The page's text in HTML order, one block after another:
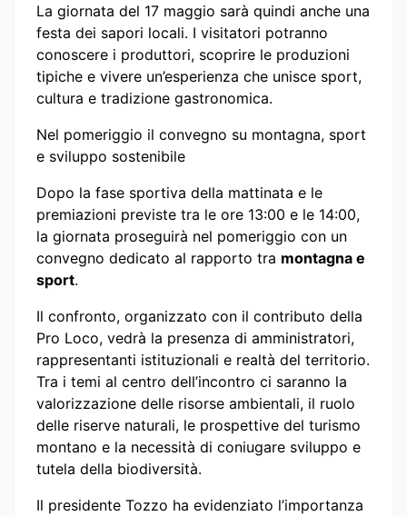
La giornata del 17 maggio sarà quindi anche una
festa dei sapori locali. I visitatori potranno
conoscere i produttori, scoprire le produzioni
tipiche e vivere un’esperienza che unisce sport,
cultura e tradizione gastronomica.
Nel pomeriggio il convegno su montagna, sport
e sviluppo sostenibile
Dopo la fase sportiva della mattinata e le
premiazioni previste tra le ore 13:00 e le 14:00,
la giornata proseguirà nel pomeriggio con un
convegno dedicato al rapporto tra montagna e
sport.
Il confronto, organizzato con il contributo della
Pro Loco, vedrà la presenza di amministratori,
rappresentanti istituzionali e realtà del territorio.
Tra i temi al centro dell’incontro ci saranno la
valorizzazione delle risorse ambientali, il ruolo
delle riserve naturali, le prospettive del turismo
montano e la necessità di coniugare sviluppo e
tutela della biodiversità.
Il presidente Tozzo ha evidenziato l’importanza